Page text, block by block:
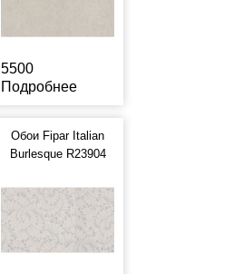
5500
Подробнее
Обои Fipar Italian
Burlesque R23904